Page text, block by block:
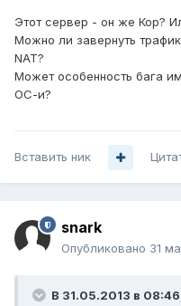
Этот сервер - он же Кор?
Можно ли завернуть
NAT?
Может особенность бага
ОС-и?
Вставить ник
snark
Опубликовано 31
В 31.05.2013 в